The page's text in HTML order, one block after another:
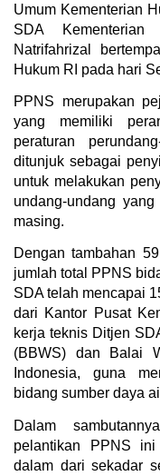
Umum Kementerian
SDA
Natrifahrizal
Hukum RI pada hari
PPNS merupakan
yang memiliki
peraturan
ditunjuk sebagai
untuk melakukan
undang-undang
masing.
Dengan tambahan
jumlah total PPNS
SDA telah mencapai
dari Kantor Pusat
kerja teknis Ditjen
(BBWS) dan Balai
Indonesia, guna
bidang sumber daya
Dalam
pelantikan PPNS
dalam dari sekadar